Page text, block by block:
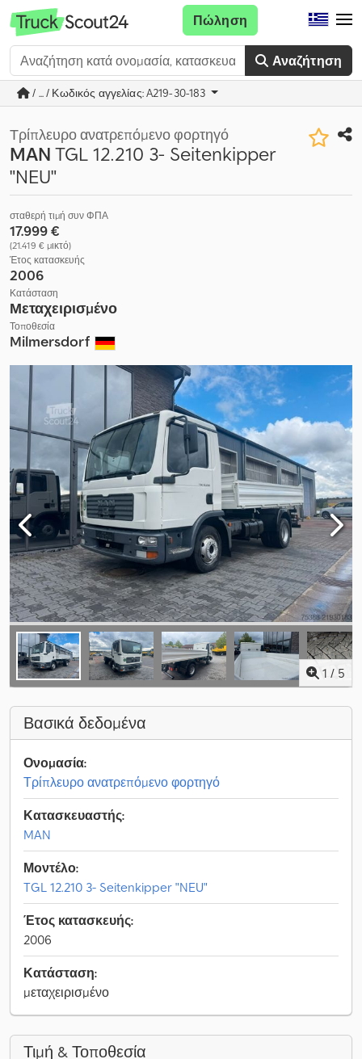
Αναζήτηση
Πώληση
/ ... / Κωδικός αγγελίας: A219-30-183
Τρίπλευρο ανατρεπόμενο φορτηγό
MANTGL 12.210 3- Seitenkipper
"NEU"
σταθερή τιμή συν ΦΠΑ
17.999 €
(21.419 € μικτό)
Έτος κατασκευής
2006
Κατάσταση
Μεταχειρισμένο
Τοποθεσία
Milmersdorf
1 / 5
Βασικά δεδομένα
Ονομασία:
Τρίπλευρο ανατρεπόμενο φορτηγό
Κατασκευαστής:
MAN
Μοντέλο:
TGL 12.210 3- Seitenkipper "NEU"
Έτος κατασκευής:
2006
Κατάσταση:
μεταχειρισμένο
Τιμή & Τοποθεσία